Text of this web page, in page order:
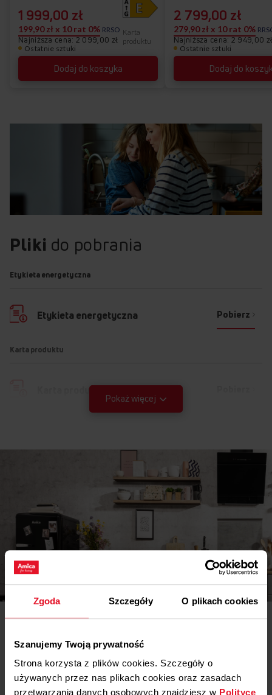
Zgoda Szczegóły O plikach cookies
Szanujemy Twoją prywatność
Strona korzysta z plików cookies. Szczegóły o
używanych przez nas plikach cookies oraz zasadach
przetwarzania danych osobowych znajdziesz w Polityce
Najniższa cena: 2 099,00 zł
Ostatnie sztuki
Dodaj do koszyka
Karta
produktu
1 999,00 zł
199,90 zł x 10 rat 0% RRSO
Najniższa cena: 2 949,00
Ostatnie sztuki
Dodaj do
2 799,00 zł
279,90 zł x 10 rat 0%
Pliki do pobrania
Etykieta energetyczna
Etykieta energetyczna Pobierz
Karta produktu
Karta produktu
Ostrzeżenia i informacje dotyczące
Pobierz
Pokaż więcej
Inspiracje
Potrzebujesz porady? Chcesz trochę więcej poczytać o
może Cię zainteresować!
Dowiedz się więcej